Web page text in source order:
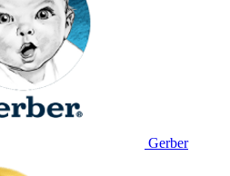
Gerber